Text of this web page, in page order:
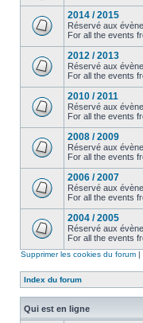
2014 / 2015
Réservé aux
For all the events
2012 / 2013
Réservé aux
For all the events
2010 / 2011
Réservé aux
For all the events
2008 / 2009
Réservé aux
For all the events
2006 / 2007
Réservé aux
For all the events
2004 / 2005
Réservé aux
For all the events
Supprimer les cookies du forum |
Index du forum
Qui est en ligne